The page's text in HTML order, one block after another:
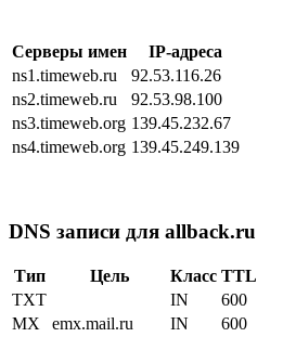
Серверы имен
IP-адреса
ns1.timeweb.ru
92.53.116.26
ns2.timeweb.ru
92.53.98.100
ns3.timeweb.org 139.45.232.67
ns4.timeweb.org 139.45.249.139
DNS записи для allback.ru
Тип Цель Класс TTL
TXT
IN
600
MX
emx.mail.ru IN
600